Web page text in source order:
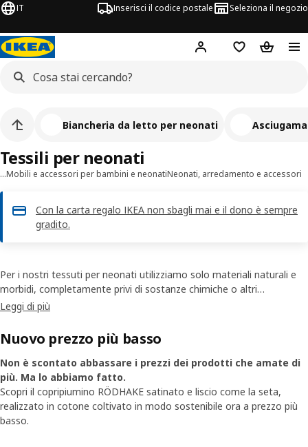
IT Inserisci il codice postale Seleziona il negozio
Hej! AccediLista deiCarrello
…Mobili e accessori per bambini e neonatiNeonati, arredamento e accessori
Con la carta regalo IKEA non sbagli mai e il dono è sempre
gradito.
Tessili per neonati
Biancheria da letto per neonati
Per i nostri tessuti per neonati utilizziamo solo materiali naturali e
morbidi, completamente privi di sostanze chimiche o altri
componenti pericolosi. Questo perché abbiamo a cuore la sicurezza
lettino, possa dormire bene anche tu.
Leggi di più
Nuovo prezzo più basso
Non è scontato abbassare i prezzi dei prodotti che amate di
più. Ma lo abbiamo fatto.
Scopri il copripiumino RÖDHAKE satinato e liscio come la seta,
realizzato in cotone coltivato in modo sostenibile ora a prezzo più
basso.